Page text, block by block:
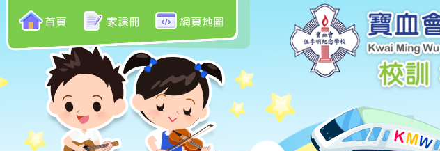
首頁 家課冊 網頁地圖